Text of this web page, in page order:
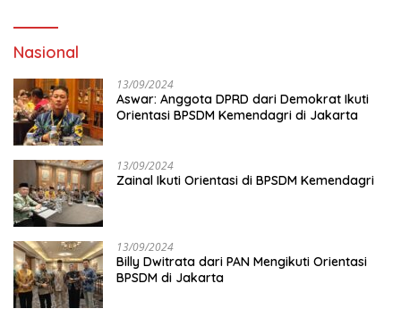
Nasional
13/09/2024
Aswar: Anggota DPRD dari Demokrat Ikuti
Orientasi BPSDM Kemendagri di Jakarta
13/09/2024
Zainal Ikuti Orientasi di BPSDM Kemendagri
13/09/2024
Billy Dwitrata dari PAN Mengikuti Orientasi
BPSDM di Jakarta